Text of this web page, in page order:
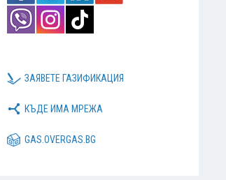
ЗАЯВЕТЕ ГАЗИФИКАЦИЯ
КЪДЕ ИМА МРЕЖА
GAS.OVERGAS.BG